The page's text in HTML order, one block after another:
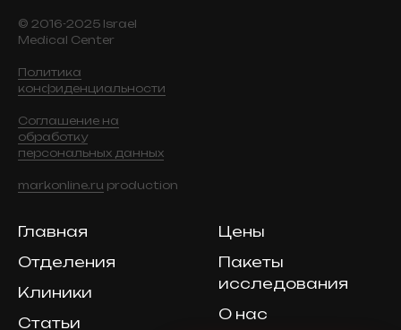
© 2016-2025 Israel
Medical Center
Политика
конфиденциальности
Соглашение на
обработку
персональных данных
markonline.ru production
Главная
Отделения
Клиники
Статьи
Цены
Пакеты
исследования
О нас